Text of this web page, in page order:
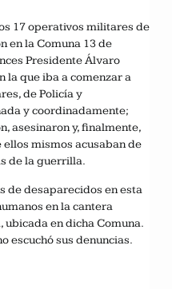
17 operativos militares de
en la Comuna 13 de
Presidente Álvaro
la que iba a comenzar a
de Policía y
y coordinadamente;
asesinaron y, finalmente,
mismos acusaban de
de la guerrilla.
de desaparecidos en esta
en la cantera
en dicha Comuna.
escuchó sus denuncias.